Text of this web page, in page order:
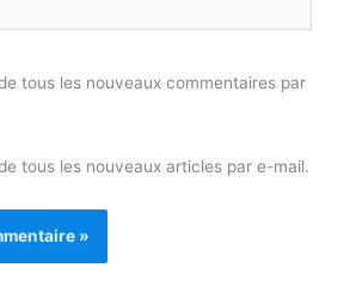
tous les nouveaux commentaires par
tous les nouveaux articles par e-mail.